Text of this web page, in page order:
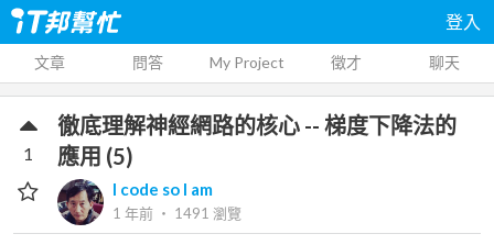
登入
文章 問答 My Project 徵才 聊天
徹底理解神經網路的核心 -- 梯度下降法的
應用 (5)
I code so I am
1 年前 ‧ 1491 瀏覽
1